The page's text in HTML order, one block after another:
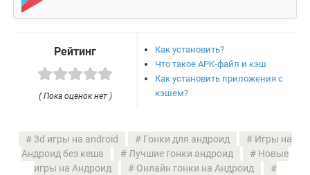
Рейтинг
( Пока оценок нет )
Как установить?
Что такое APK-файл и кэш
Как установить приложения с
кэшем?
3d игры на android Гонки для андроид
Игры на
Андроид без кеша
Лучшие гонки андроид
Новые
игры на Андроид
Онлайн гонки на Андроид